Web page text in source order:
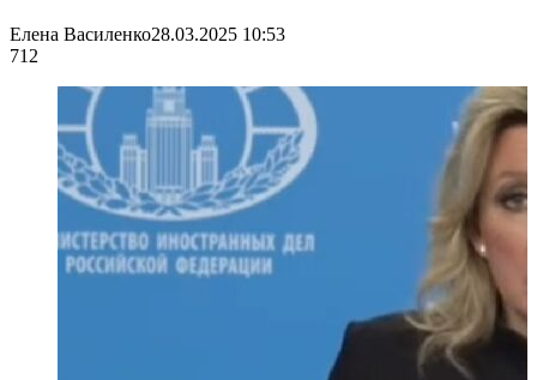
Елена Василенко28.03.2025 10:53
712